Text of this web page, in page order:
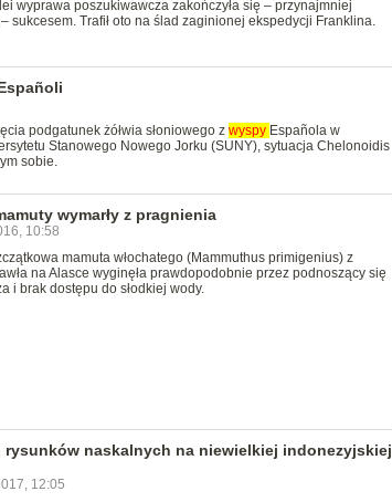
wyprawa poszukiwawcza zakończyła się – przynajmniej
sukcesem. Trafił oto na ślad zaginionej ekspedycji Franklina.
podgatunek żółwia słoniowego z wyspy Española w
Stanowego Nowego Jorku (SUNY), sytuacja Chelonoidis
sobie.
wymarły z pragnienia
10:58
mamuta włochatego (Mammuthus primigenius) z
na Alasce wyginęła prawdopodobnie przez podnoszący się
i brak dostępu do słodkiej wody.
rysunków naskalnych na niewielkiej indonezyjskiej
12:05